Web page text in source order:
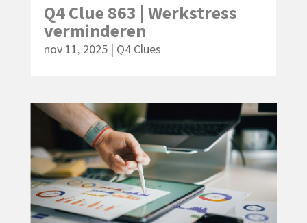
Q4 Clue 863 | Werkstress
verminderen
nov 11, 2025| Q4 Clues